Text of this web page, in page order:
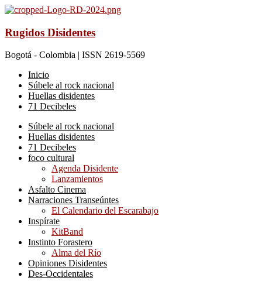
Rugidos Disidentes
Bogotá - Colombia | ISSN 2619-5569
Inicio
Súbele al rock nacional
Huellas disidentes
71 Decibeles
Súbele al rock nacional
Huellas disidentes
71 Decibeles
foco cultural
Agenda Disidente
Lanzamientos
Asfalto Cinema
Narraciones Transeúntes
El Calendario del Escarabajo
Inspírate
KitBand
Instinto Forastero
Alma del Río
Opiniones Disidentes
Des-Occidentales